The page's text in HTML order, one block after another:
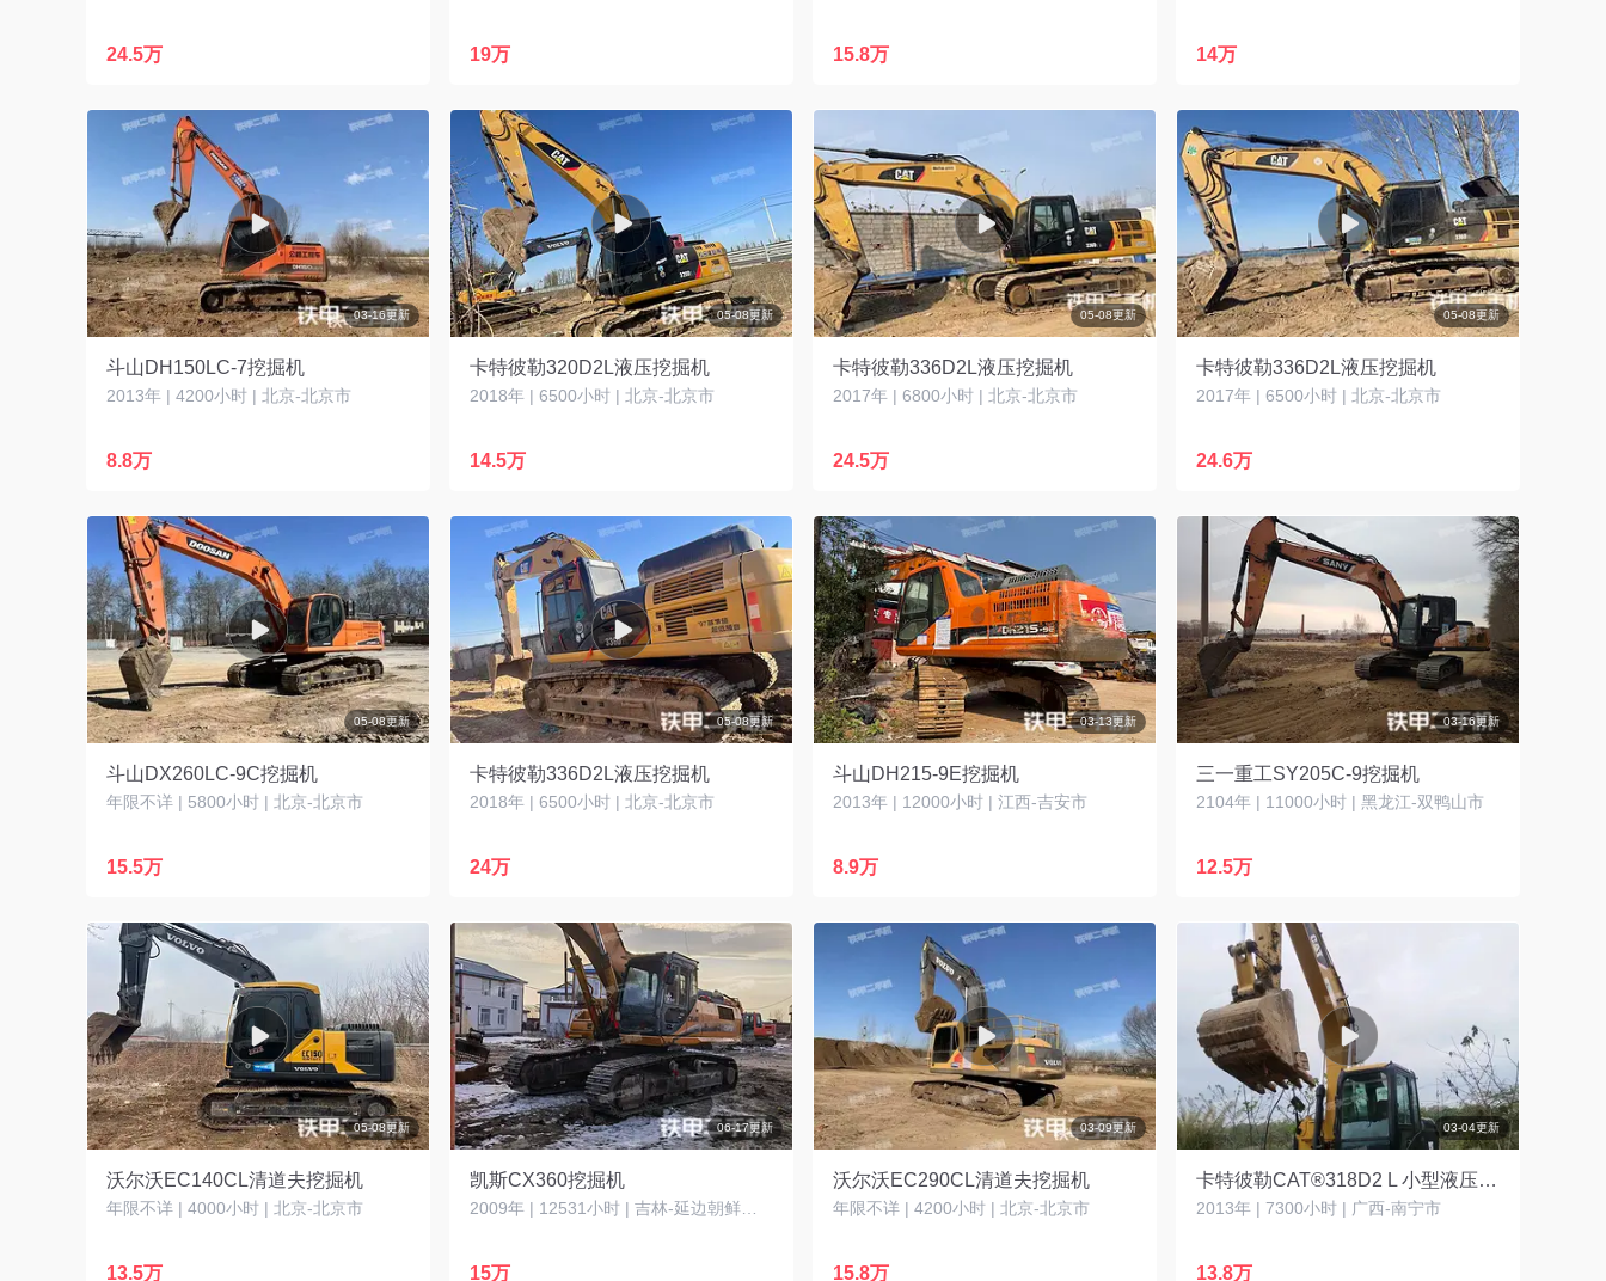
24.5万 19万 15.8万 14万
03-16更新
斗山DH150LC-7挖掘机
2013年 | 4200小时 | 北京-北京市
8.8万
05-08更新
卡特彼勒320D2L液压挖掘机
2018年 | 6500小时 | 北京-北京市
14.5万
05-08更新
卡特彼勒336D2L液压挖掘机
2017年 | 6800小时 | 北京-北京市
24.5万
05-08更新
卡特彼勒336D2L液压挖掘机
2017年 | 6500小时 | 北京-北京市
24.6万
05-08更新
斗山DX260LC-9C挖掘机
年限不详 | 5800小时 | 北京-北京市
15.5万
05-08更新
卡特彼勒336D2L液压挖掘机
2018年 | 6500小时 | 北京-北京市
24万
03-13更新
斗山DH215-9E挖掘机
2013年 | 12000小时 | 江西-吉安市
8.9万
03-16更新
三一重工SY205C-9挖掘机
2104年 | 11000小时 | 黑龙江-双鸭山市
12.5万
05-08更新
沃尔沃EC140CL清道夫挖掘机
年限不详 | 4000小时 | 北京-北京市
13.5万
06-17更新
凯斯CX360挖掘机
15万
03-09更新
沃尔沃EC290CL清道夫挖掘机
年限不详 | 4200小时 | 北京-北京市
15.8万
03-04更新
卡特彼勒CAT®318D2 L 小型液压挖掘机
2013年 | 7300小时 | 广西-南宁市
13.8万